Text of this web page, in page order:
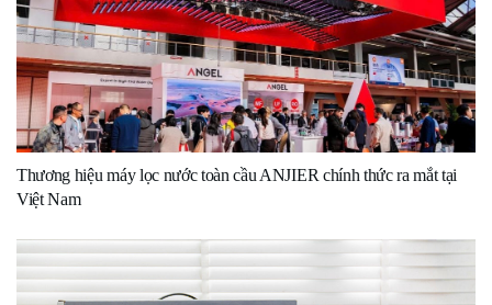
Thương hiệu máy lọc nước toàn cầu ANJIER chính thức ra mắt tại
Việt Nam